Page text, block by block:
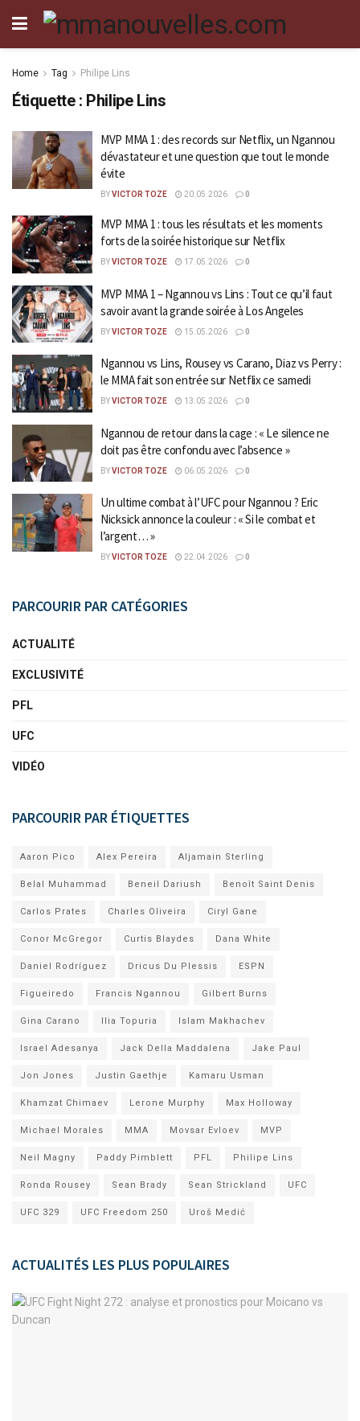
Home Tag Philipe Lins
Étiquette : Philipe Lins
MVP MMA 1 : des records sur Netflix, un Ngannou
dévastateur et une question que tout le monde
évite
BYVICTOR TOZE 20.05.2026 0
MVP MMA 1 : tous les résultats et les moments
forts de la soirée historique sur Netflix
BYVICTOR TOZE 17.05.2026 0
MVP MMA 1 – Ngannou vs Lins : Tout ce qu’il faut
savoir avant la grande soirée à Los Angeles
BYVICTOR TOZE 15.05.2026 0
Ngannou vs Lins, Rousey vs Carano, Diaz vs Perry :
le MMA fait son entrée sur Netflix ce samedi
BYVICTOR TOZE 13.05.2026 0
Ngannou de retour dans la cage : « Le silence ne
doit pas être confondu avec l’absence »
BYVICTOR TOZE 06.05.2026 0
Un ultime combat à l’UFC pour Ngannou ? Eric
Nicksick annonce la couleur : « Si le combat et
l’argent… »
BYVICTOR TOZE 22.04.2026 0
PARCOURIR PAR CATÉGORIES
ACTUALITÉ
EXCLUSIVITÉ
PFL
UFC
VIDÉO
PARCOURIR PAR ÉTIQUETTES
Aaron Pico Alex Pereira Aljamain Sterling
Belal Muhammad Beneil Dariush Benoît Saint Denis
Carlos Prates Charles Oliveira Ciryl Gane
Conor McGregor Curtis Blaydes Dana White
Daniel Rodríguez Dricus Du Plessis ESPN
Figueiredo Francis Ngannou Gilbert Burns
Gina Carano Ilia Topuria Islam Makhachev
Israel Adesanya Jack Della Maddalena Jake Paul
Jon Jones Justin Gaethje Kamaru Usman
Khamzat Chimaev Lerone Murphy Max Holloway
Michael Morales MMA Movsar Evloev MVP
Neil Magny Paddy Pimblett PFL Philipe Lins
Ronda Rousey Sean Brady Sean Strickland UFC
UFC 329 UFC Freedom 250 Uroš Medić
ACTUALITÉS LES PLUS POPULAIRES